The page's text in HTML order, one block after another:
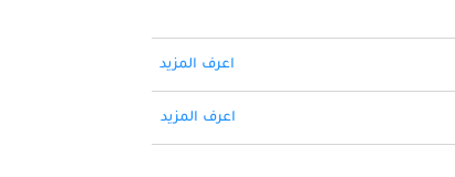
اعرف المزيد
اعرف المزيد